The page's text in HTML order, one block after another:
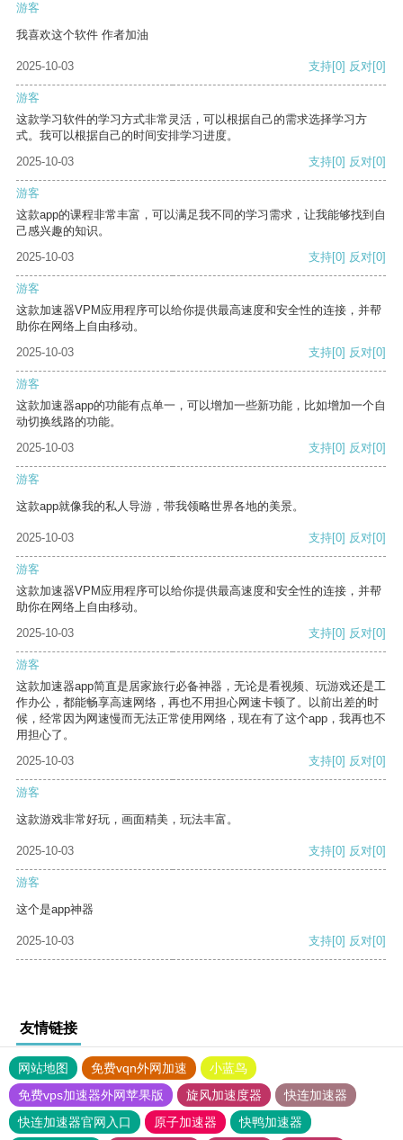
游客
我喜欢这个软件 作者加油
2025-10-03 支持[0] 反对[0]
游客
这款学习软件的学习方式非常灵活，可以根据自己的需求选择学习方
式。我可以根据自己的时间安排学习进度。
2025-10-03
支持[0] 反对[0]
游客
这款app的课程非常丰富，可以满足我不同的学习需求，让我能够找到自
己感兴趣的知识。
2025-10-03
支持[0] 反对[0]
游客
这款加速器VPM应用程序可以给你提供最高速度和安全性的连接，并帮
助你在网络上自由移动。
2025-10-03
支持[0] 反对[0]
游客
这款加速器app的功能有点单一，可以增加一些新功能，比如增加一个自
动切换线路的功能。
2025-10-03
支持[0] 反对[0]
游客
这款app就像我的私人导游，带我领略世界各地的美景。
2025-10-03 支持[0] 反对[0]
游客
这款加速器VPM应用程序可以给你提供最高速度和安全性的连接，并帮
助你在网络上自由移动。
2025-10-03
支持[0] 反对[0]
游客
这款加速器app简直是居家旅行必备神器，无论是看视频、玩游戏还是工
作办公，都能畅享高速网络，再也不用担心网速卡顿了。以前出差的时
候，经常因为网速慢而无法正常使用网络，现在有了这个app，我再也不
用担心了。
2025-10-03
支持[0] 反对[0]
游客
这款游戏非常好玩，画面精美，玩法丰富。
2025-10-03 支持[0] 反对[0]
游客
这个是app神器
2025-10-03 支持[0] 反对[0]
友情链接
网站地图 免费vqn外网加速
小蓝鸟
免费vps加速器外网苹果版
旋风加速度器
快连加速器
快连加速器官网入口
原子加速器 快鸭加速器